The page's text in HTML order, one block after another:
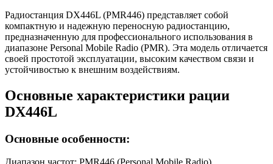
Радиостанция DХ446L (PMR446) представляет собой
компактную и надежную переносную радиостанцию,
предназначенную для профессионального использования в
диапазоне Personal Mobile Radio (PMR). Эта модель отличается
своей простотой эксплуатации, высоким качеством связи и
устойчивостью к внешним воздействиям.
Основные характеристики рации
DX446L
Основные особенности: